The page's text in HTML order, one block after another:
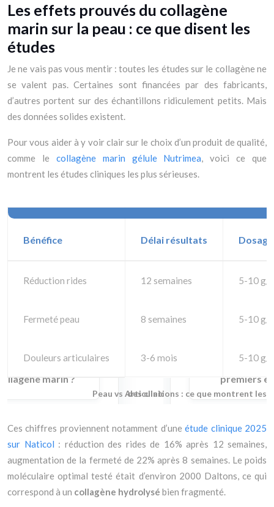
Les effets prouvés du collagène
marin sur la peau : ce que disent les
études
Je ne vais pas vous mentir : toutes les études sur le collagène ne
se valent pas. Certaines sont financées par des fabricants,
d’autres portent sur des échantillons ridiculement petits. Mais
des données solides existent.
Pour vous aider à y voir clair sur le choix d’un produit de qualité,
comme le collagène marin gélule Nutrimea, voici ce que
montrent les études cliniques les plus sérieuses.
Peau vs Articulations : ce que montrent les
Bénéfice Délai résultats
Réduction rides 12 semaines 5-10 g/
Fermeté peau 8 semaines 5-10 g/
Douleurs articulaires 3-6 mois 5-10 g/
Ces chiffres proviennent notamment d’uneétude clinique 2025
sur Naticol : réduction des rides de 16% après 12 semaines,
augmentation de la fermeté de 22% après 8 semaines. Le poids
moléculaire optimal testé était d’environ 2000 Daltons, ce qui
correspond à un collagène hydrolysé bien fragmenté.